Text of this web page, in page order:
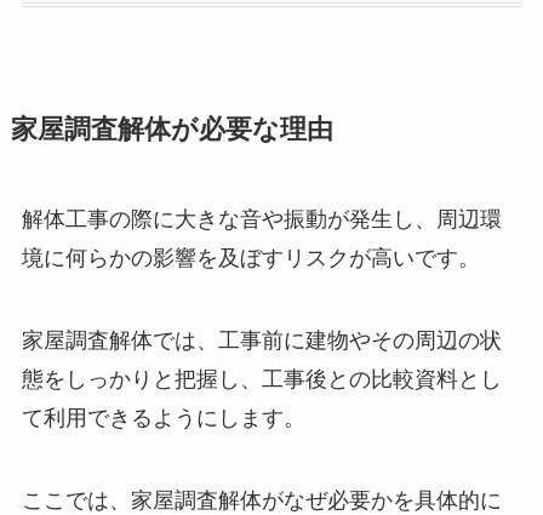
家屋調査解体が必要な理由
解体工事の際に大きな音や振動が発生し、周辺環
境に何らかの影響を及ぼすリスクが高いです。
家屋調査解体では、工事前に建物やその周辺の状
態をしっかりと把握し、工事後との比較資料とし
て利用できるようにします。
ここでは、家屋調査解体がなぜ必要かを具体的に